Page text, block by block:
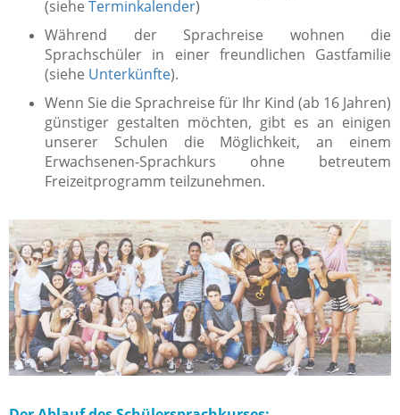
(siehe Terminkalender)
Während der Sprachreise wohnen die
Sprachschüler in einer freundlichen Gastfamilie
(siehe Unterkünfte).
Wenn Sie die Sprachreise für Ihr Kind (ab 16 Jahren)
günstiger gestalten möchten, gibt es an einigen
unserer Schulen die Möglichkeit, an einem
Erwachsenen-Sprachkurs ohne betreutem
Freizeitprogramm teilzunehmen.